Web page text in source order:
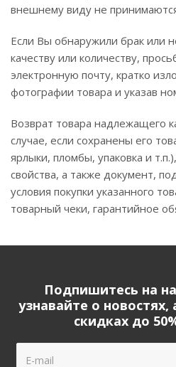
внешнему виду не
Если Вы обнаружили брак или
качеству или количеству,
электронную почту, кратко
фотографии товара и указав
Возврат товара надлежащего
случае, если сохранены его
ярлыки, пломбы, упаковка и
свойства, а также документ,
условия покупки указанного
товарный чеки, гарантийное
Подпишитесь на
узнавайте о
скидках до